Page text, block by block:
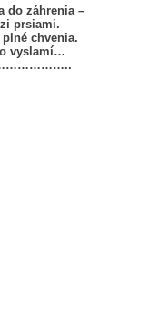
do záhrenia –
prsiami.
chvenia.
vyslamí…